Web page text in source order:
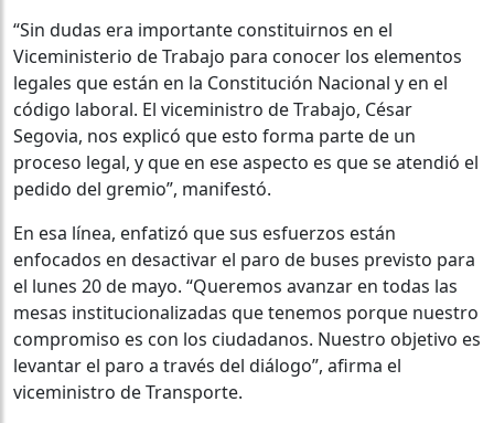
“Sin dudas era importante constituirnos en el
Viceministerio de Trabajo para conocer los elementos
legales que están en la Constitución Nacional y en el
código laboral. El viceministro de Trabajo, César
Segovia, nos explicó que esto forma parte de un
proceso legal, y que en ese aspecto es que se atendió el
pedido del gremio”, manifestó.
En esa línea, enfatizó que sus esfuerzos están
enfocados en desactivar el paro de buses previsto para
el lunes 20 de mayo. “Queremos avanzar en todas las
mesas institucionalizadas que tenemos porque nuestro
compromiso es con los ciudadanos. Nuestro objetivo es
levantar el paro a través del diálogo”, afirma el
viceministro de Transporte.